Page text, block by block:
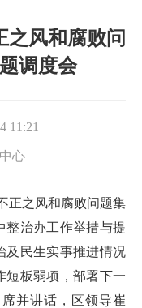
之风和腐败问
调度会
11:21
心
正之风和腐败问题集
整治办工作举措与提
及民生实事推进情况
短板弱项，部署下一
并讲话，区领导崔